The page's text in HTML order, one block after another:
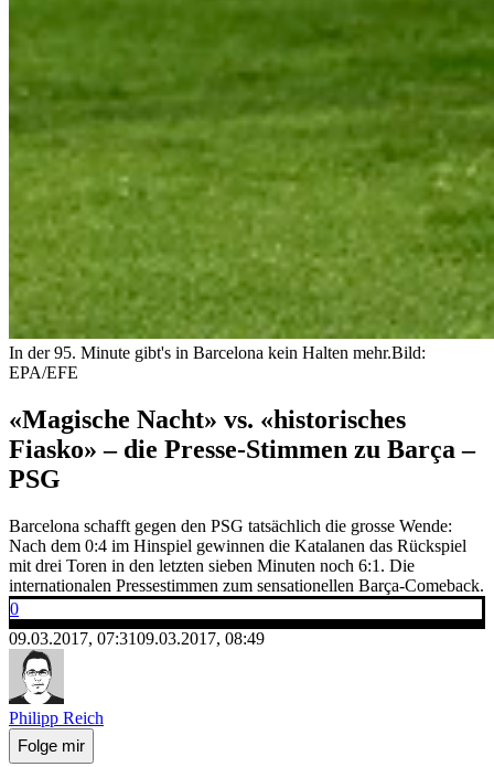
In der 95. Minute gibt's in Barcelona kein Halten mehr.Bild:
EPA/EFE
«Magische Nacht» vs. «historisches
Fiasko» – die Presse-Stimmen zu Barça –
PSG
Barcelona schafft gegen den PSG tatsächlich die grosse Wende:
Nach dem 0:4 im Hinspiel gewinnen die Katalanen das Rückspiel
mit drei Toren in den letzten sieben Minuten noch 6:1. Die
internationalen Pressestimmen zum sensationellen Barça-Comeback.
0
09.03.2017, 07:3109.03.2017, 08:49
Philipp Reich
Folge mir